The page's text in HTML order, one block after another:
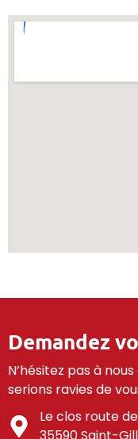
Demandez
N’hésitez pas à
serions ravies de
Le clos route